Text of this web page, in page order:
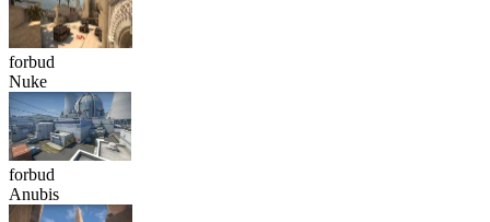
forbud
Nuke
forbud
Anubis